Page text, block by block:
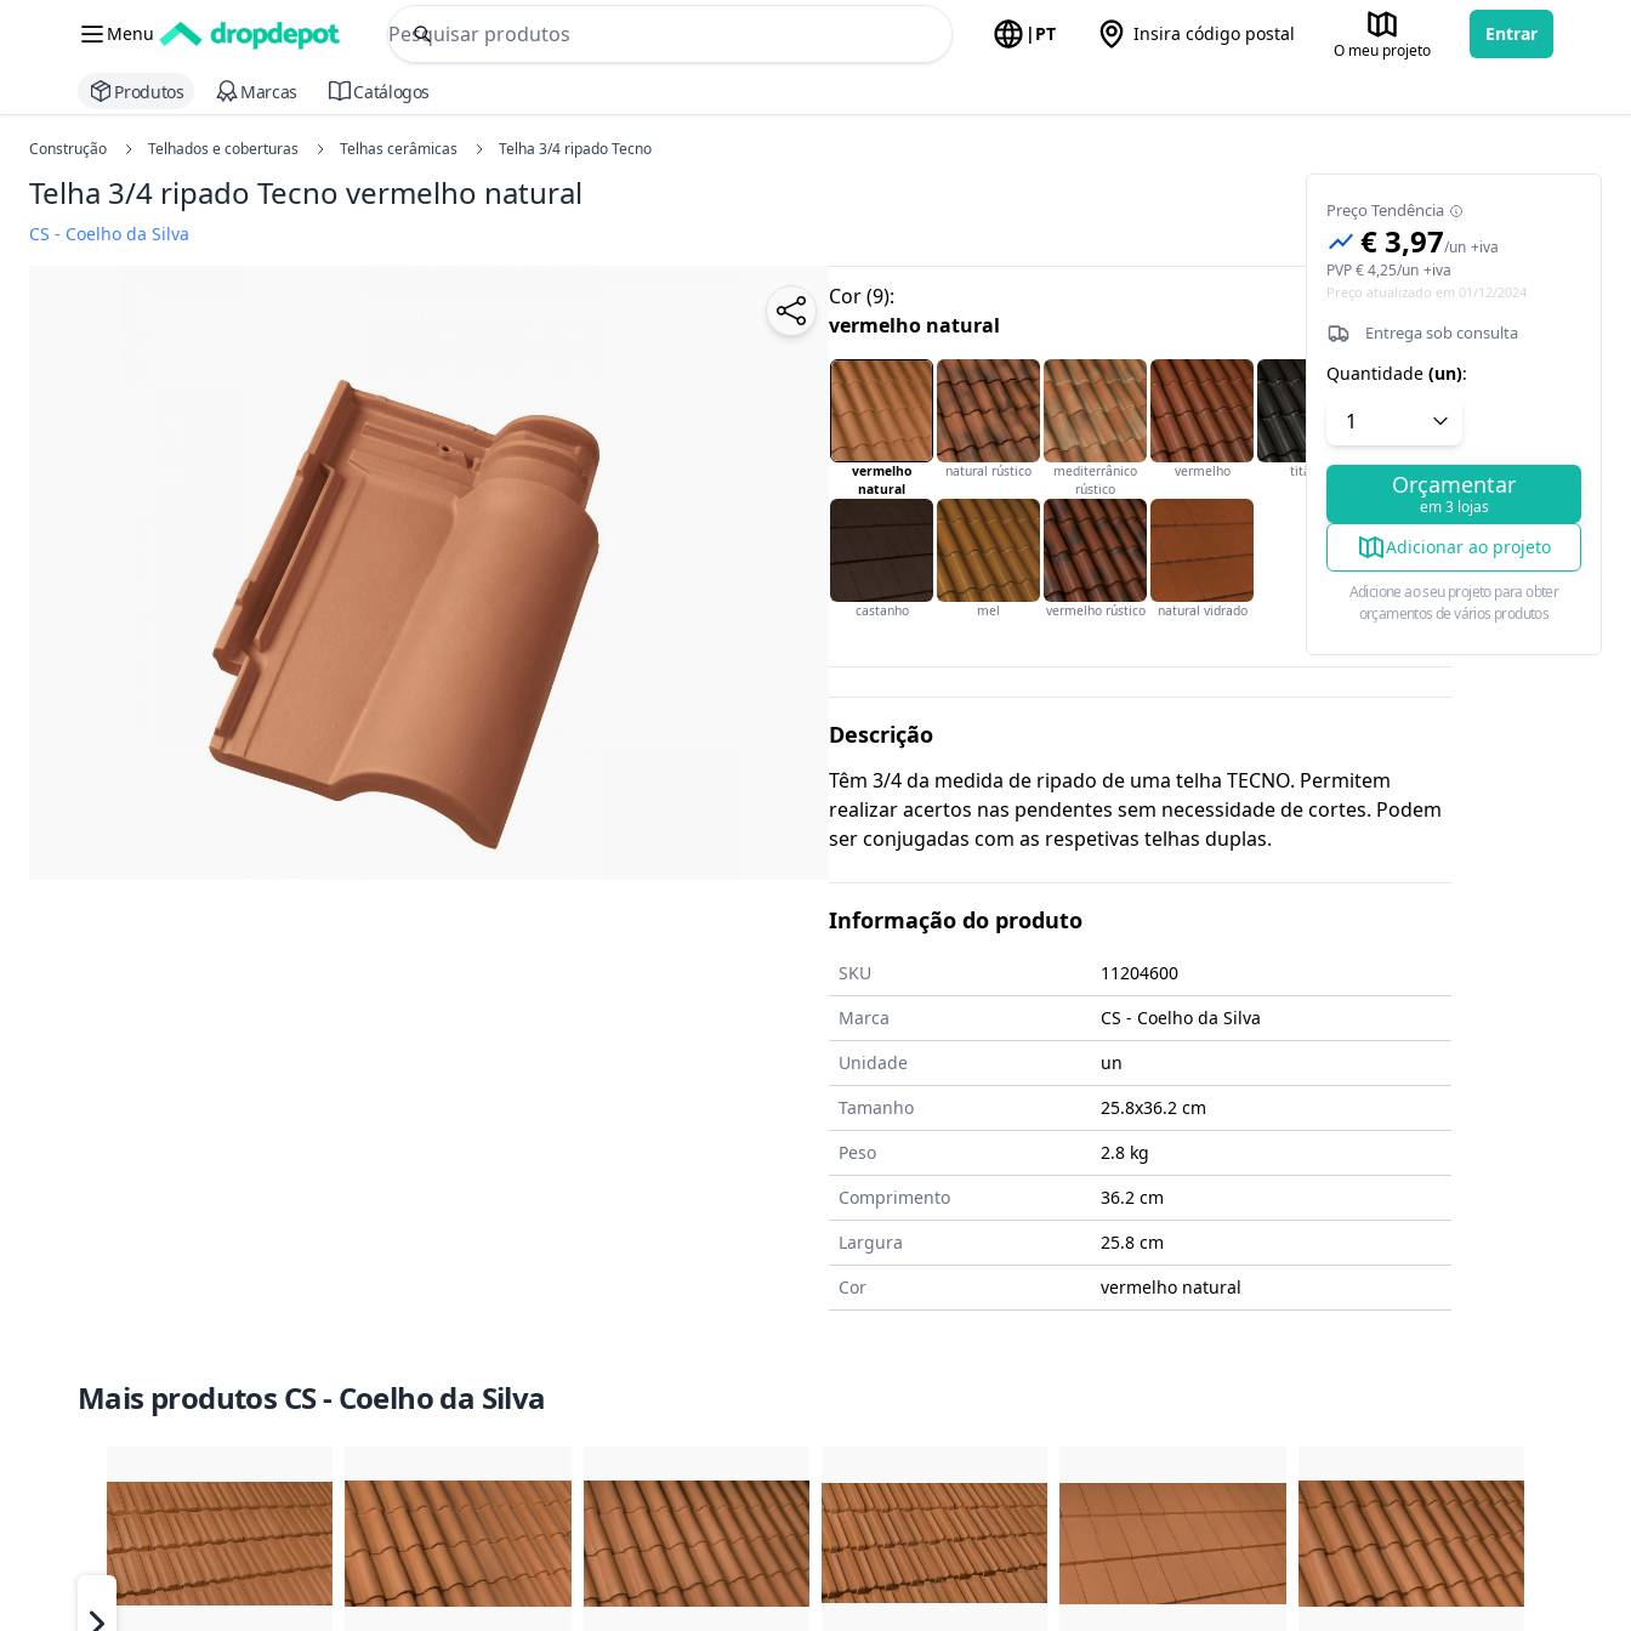
Menu
commerce search no header
Procurar
| PT Insira código postal
O meu projeto
Entrar
Produtos Marcas Catálogos
Construção Telhados e coberturas Telhas cerâmicas Telha 3/4 ripado Tecno
Telha 3/4 ripado Tecno vermelho natural
CS - Coelho da Silva
Cor(9):
vermelho natural
vermelho
natural
natural rústico
mediterrânico
rústico
vermelho titânio
castanho mel vermelho rústico natural vidrado
Descrição
Têm 3/4 da medida de ripado de uma telha TECNO. Permitem
realizar acertos nas pendentes sem necessidade de cortes. Podem
ser conjugadas com as respetivas telhas duplas.
Informação do produto
SKU
11204600
Marca
CS - Coelho da Silva
Unidade
un
Tamanho
25.8x36.2cm
Peso
2.8 kg
Comprimento
36.2 cm
Largura
25.8 cm
Cor
vermelho natural
Preço Tendência
€ 3,97/un +iva
PVP€ 4,25/un +iva
Preço atualizado em 01/12/2024
Entrega sob consulta
Quantidade (un):
Orçamentar
em 3 lojas
Adicionar ao projeto
Adicione ao seu projeto para obter
orçamentos de vários produtos
Mais produtos CS - Coelho da Silva
Imagem do Produto Imagem do Produto Imagem do Produto Imagem do Produto Imagem do Produto Imagem do Produto